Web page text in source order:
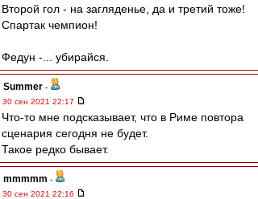
Второй гол - на загляденье, да и третий тоже!
Спартак чемпион!
Федун -... убирайся.
Summer -
30 сен 2021 22:17
Что-то мне подсказывает, что в Риме повтора
сценария сегодня не будет.
Такое редко бывает.
mmmmm -
30 сен 2021 22:16